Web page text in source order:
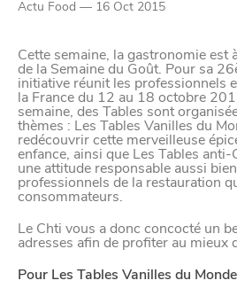
Actu Food — 16 Oct 2015
Cette semaine, la gastronomie est
de la Semaine du Goût. Pour sa
initiative réunit les professionnels
la France du 12 au 18 octobre
semaine, des Tables sont
thèmes : Les Tables Vanilles du
redécouvrir cette merveilleuse
enfance, ainsi que Les Tables
une attitude responsable aussi
professionnels de la restauration
consommateurs.
Le Chti vous a donc concocté un
adresses afin de profiter au mieux
Pour Les Tables Vanilles du
Paramètres de
confidentialité
Afin de faciliter votre
apporter le meilleur service
des cookies pour améliorer le
Nos politique de confidentialité